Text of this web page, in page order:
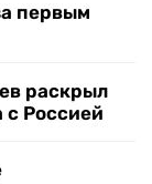
первым
раскрыл
с Россией